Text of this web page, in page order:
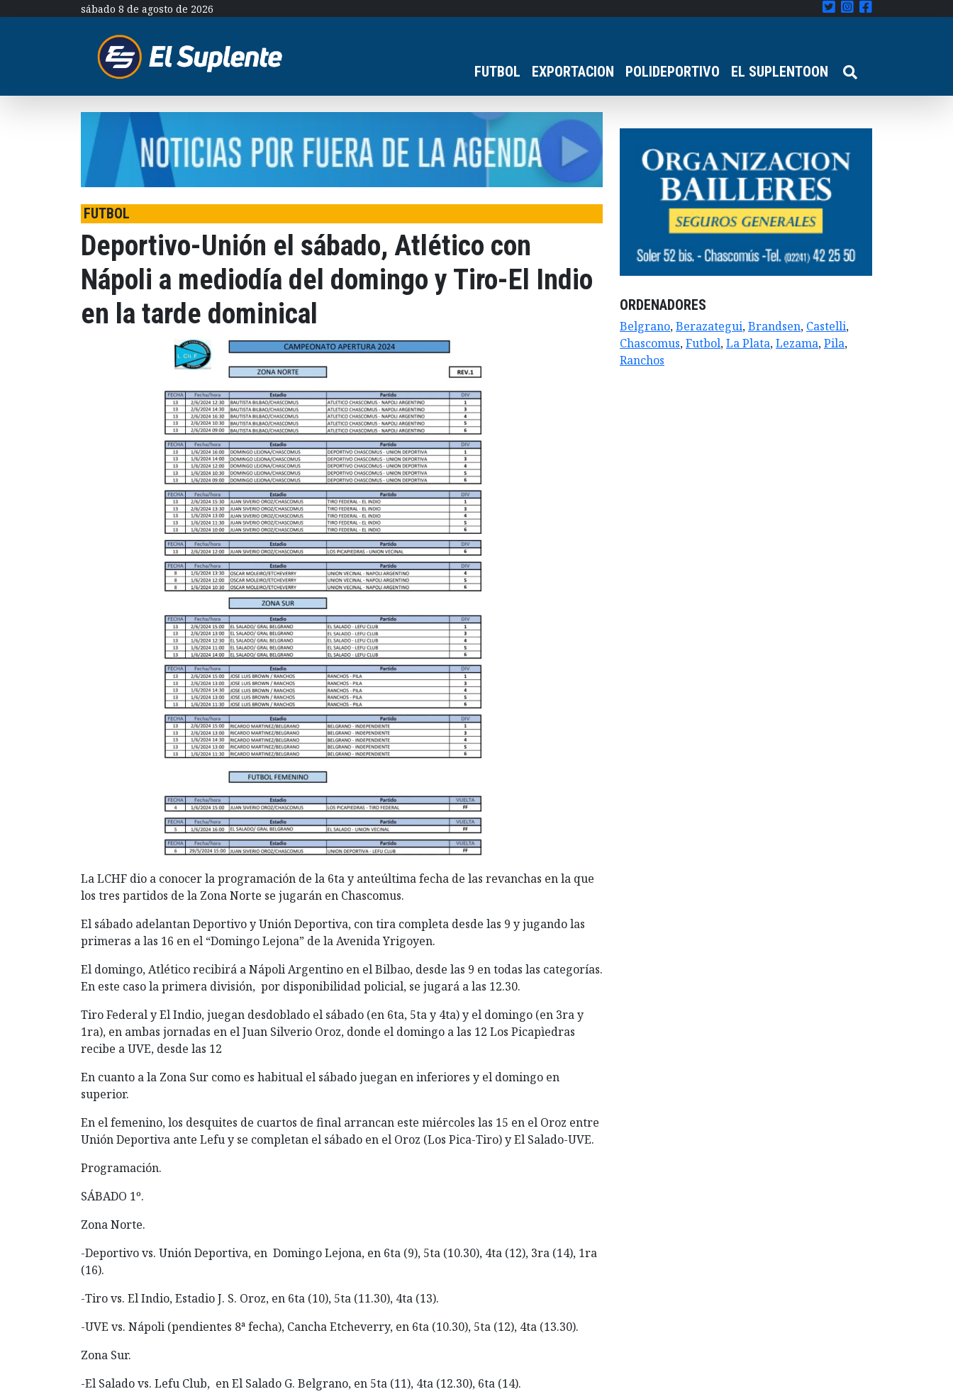
sábado 8 de agosto de 2026
FUTBOL EXPORTACION POLIDEPORTIVO EL SUPLENTOON
FUTBOL
Deportivo-Unión el sábado, Atlético con
Nápoli a mediodía del domingo y Tiro-El Indio
en la tarde dominical
La LCHF dio a conocer la programación de la 6ta y anteúltima fecha de las revanchas en la que
los tres partidos de la Zona Norte se jugarán en Chascomus.
El sábado adelantan Deportivo y Unión Deportiva, con tira completa desde las 9 y jugando las
primeras a las 16 en el “Domingo Lejona” de la Avenida Yrigoyen.
El domingo, Atlético recibirá a Nápoli Argentino en el Bilbao, desde las 9 en todas las categorías.
En este caso la primera división, por disponibilidad policial, se jugará a las 12.30.
Tiro Federal y El Indio, juegan desdoblado el sábado (en 6ta, 5ta y 4ta) y el domingo (en 3ra y
1ra), en ambas jornadas en el Juan Silverio Oroz, donde el domingo a las 12 Los Picapìedras
recibe a UVE, desde las 12
En cuanto a la Zona Sur como es habitual el sábado juegan en inferiores y el domingo en
superior.
En el femenino, los desquites de cuartos de final arrancan este miércoles las 15 en el Oroz entre
Unión Deportiva ante Lefu y se completan el sábado en el Oroz (Los Pica-Tiro) y El Salado-UVE.
Programación.
SÁBADO 1º.
Zona Norte.
-Deportivo vs. Unión Deportiva, en Domingo Lejona, en 6ta (9), 5ta (10.30), 4ta (12), 3ra (14), 1ra
(16).
-Tiro vs. El Indio, Estadio J. S. Oroz, en 6ta (10), 5ta (11.30), 4ta (13).
-UVE vs. Nápoli (pendientes 8ª fecha), Cancha Etcheverry, en 6ta (10.30), 5ta (12), 4ta (13.30).
Zona Sur.
-El Salado vs. Lefu Club, en El Salado G. Belgrano, en 5ta (11), 4ta (12.30), 6ta (14).
ORDENADORES
Belgrano,Berazategui,Brandsen, Castelli,
Chascomus,Futbol,La Plata,Lezama,Pila,
Ranchos